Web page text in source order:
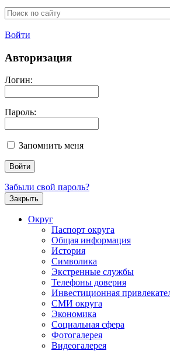
Войти
Авторизация
Логин:
Пароль:
Запомнить меня
Забыли свой пароль?
Закрыть
Округ
Паспорт округа
Общая информация
История
Символика
Экстренные службы
Телефоны доверия
Инвестиционная
СМИ округа
Экономика
Социальная сфера
Фотогалерея
Видеогалерея